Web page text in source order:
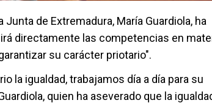
de Extremadura, María Guardiola, ha
directamente las competencias en
su carácter priotario".
la igualdad, trabajamos día a día para su
quien ha aseverado que la